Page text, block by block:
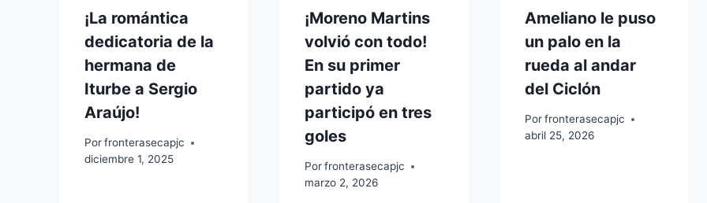
¡La romántica
dedicatoria de la
hermana de
Iturbe a Sergio
Araújo!
Porfronterasecapjc
diciembre 1, 2025
¡Moreno Martins
volvió con todo!
En su primer
partido ya
participó en tres
goles
Porfronterasecapjc
marzo 2, 2026
Ameliano le puso
un palo en la
rueda al andar
del Ciclón
Por fronterasecapjc
abril 25, 2026